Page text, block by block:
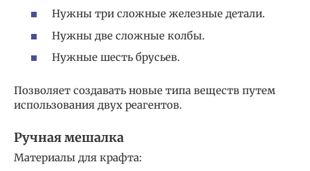
Нужны три сложные железные детали.
Нужны две сложные колбы.
Нужные шесть брусьев.
Позволяет создавать новые типа веществ путем
использования двух реагентов.
Ручная мешалка
Материалы для крафта: